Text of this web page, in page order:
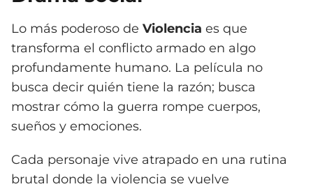
Lo más poderoso de Violencia es que
transforma el conflicto armado en algo
profundamente humano. La película no
busca decir quién tiene la razón; busca
mostrar cómo la guerra rompe cuerpos,
sueños y emociones.
Cada personaje vive atrapado en una rutina
brutal donde la violencia se vuelve